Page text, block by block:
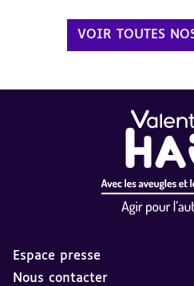
VOIR TOUTES
Espace presse
Nous contacter